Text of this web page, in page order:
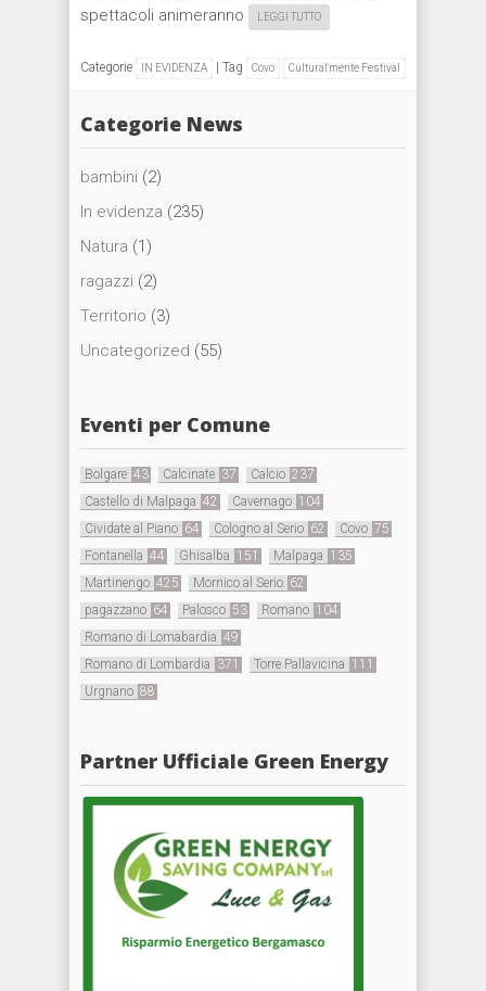
spettacoli animeranno
LEGGI TUTTO
Categorie IN EVIDENZA Tag Covo Cultural'mente Festival
Categorie News
bambini (2)
In evidenza (235)
Natura (1)
ragazzi (2)
Territorio (3)
Uncategorized (55)
Eventi per Comune
Bolgare 43 Calcinate 37 Calcio 237
Castello di Malpaga 42 Cavernago 104
Cividate al Piano 64 Cologno al Serio 62 Covo 75
Fontanella 44 Ghisalba 151 Malpaga 135
Martinengo 425 Mornico al Serio 62
pagazzano 64 Palosco 53 Romano 104
Romano di Lomabardia 49
Romano di Lombardia 371 Torre Pallavicina 111
Urgnano 88
Partner Ufficiale Green Energy